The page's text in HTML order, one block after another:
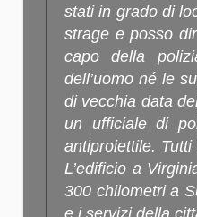
stati in grado di
strage e posso
capo della
dell’uomo né le
di vecchia data
un ufficiale di
antiproiettile.
L’edificio a
300 chilometri a